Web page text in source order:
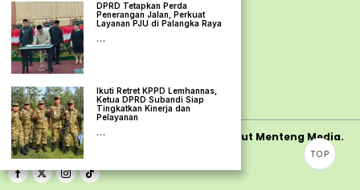
Kode Etik Jurnalistik
Pedoman Media Siber
Kebijakan Privasi
Pedoman Ramah Anak
Disclaimer
Copyright2026 PerspektifSpace | PT. Mamut Menteng Media.
TOP
DPRD Tetapkan Perda
Penerangan Jalan, Perkuat
Layanan PJU di Palangka Raya
…
Ikuti Retret KPPD Lemhannas,
Ketua DPRD Subandi Siap
Tingkatkan Kinerja dan
Pelayanan
…